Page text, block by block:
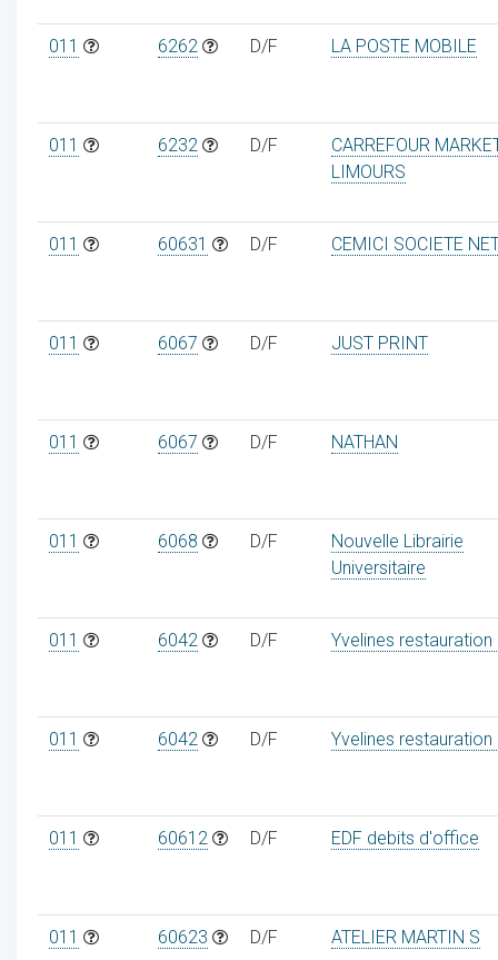
011 6262 D/F LA POSTE MOBILE
011 6232 D/F
CARREFOUR
LIMOURS
011 60631 D/F CEMICI SOCIETE
011 6067 D/F JUST PRINT
011 6067 D/F NATHAN
011 6068 D/F
Nouvelle Librairie
Universitaire
011 6042 D/F Yvelines restauration
011 6042 D/F Yvelines restauration
011 60612 D/F EDF debits d'office
011 60623 D/F ATELIER MARTIN S